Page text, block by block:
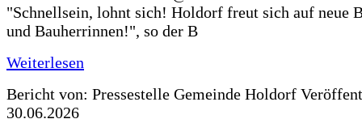
"Schnellsein, lohnt sich! Holdorf freut sich auf neue
und Bauherrinnen!", so der B
Weiterlesen
Bericht von: Pressestelle Gemeinde Holdorf
30.06.2026